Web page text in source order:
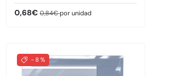
Precio de venta
0,68€ Precio normal
0,84€por unidad
- 8 %